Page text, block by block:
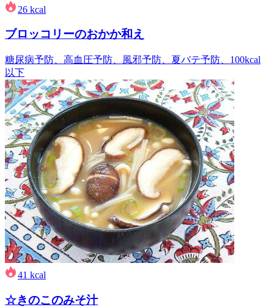
26 kcal
ブロッコリーのおかか和え
糖尿病予防、高血圧予防、風邪予防、夏バテ予防、100kcal
以下
41 kcal
☆きのこのみそ汁